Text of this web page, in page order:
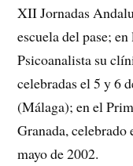
XII Jornadas
escuela del pase;
Psicoanalista su
celebradas el 5 y 6
(Málaga); en el
Granada, celebrado
mayo de 2002.